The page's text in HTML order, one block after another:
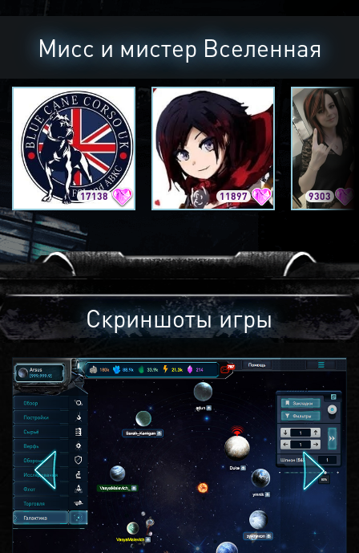
Мисс и мистер Вселенная
17138 11897 9303
Скриншоты игры